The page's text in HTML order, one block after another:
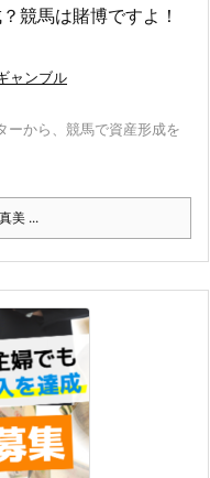
競馬は賭博ですよ！
ャンブル
ーから、競馬で資産形成を
美 ...